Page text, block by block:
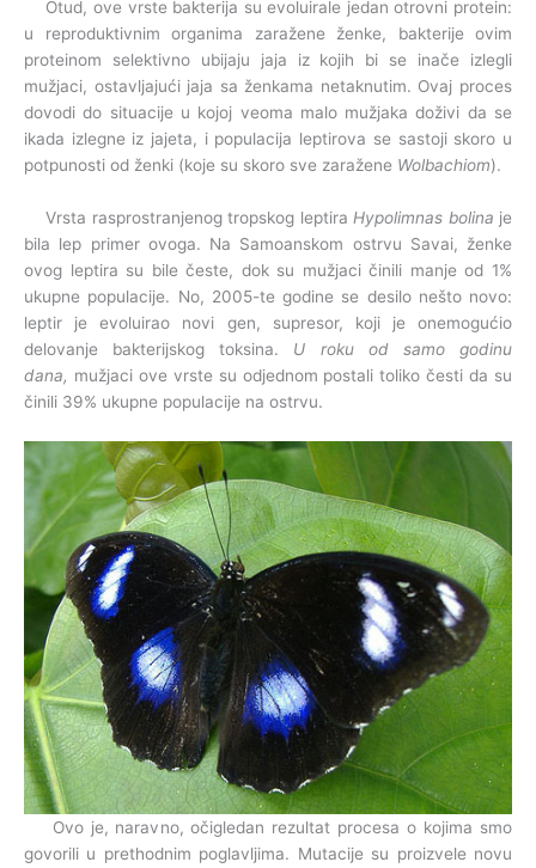
Otud, ove vrste bakterija su evoluirale jedan otrovni protein:
u reproduktivnim organima zaražene ženke, bakterije ovim
proteinom selektivno ubijaju jaja iz kojih bi se inače izlegli
mužjaci, ostavljajući jaja sa ženkama netaknutim. Ovaj proces
dovodi do situacije u kojoj veoma malo mužjaka doživi da se
ikada izlegne iz jajeta, i populacija leptirova se sastoji skoro u
potpunosti od ženki (koje su skoro sve zaražene Wolbachiom).
Vrsta rasprostranjenog tropskog leptira Hypolimnas bolina je
bila lep primer ovoga. Na Samoanskom ostrvu Savai, ženke
ovog leptira su bile česte, dok su mužjaci činili manje od 1%
ukupne populacije. No, 2005-te godine se desilo nešto novo:
leptir je evoluirao novi gen, supresor, koji je onemogućio
delovanje bakterijskog toksina. U roku od samo godinu
dana, mužjaci ove vrste su odjednom postali toliko česti da su
činili 39% ukupne populacije na ostrvu.
Ovo je, naravno, očigledan rezultat procesa o kojima smo
govorili u prethodnim poglavljima. Mutacije su proizvele novu